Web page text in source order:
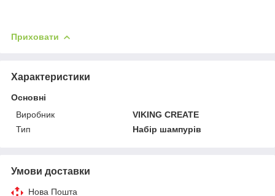
Приховати
Характеристики
Основні
Виробник
VIKING CREATE
Тип
Набір шампурів
Умови доставки
Нова Пошта